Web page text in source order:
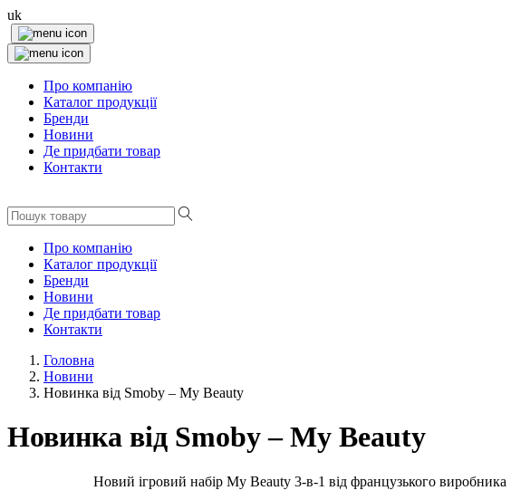
uk
Про компанію
Каталог продукції
Бренди
Новини
Де придбати товар
Контакти
Про компанію
Каталог продукції
Бренди
Новини
Де придбати товар
Контакти
Головна
Новини
Новинка від Smoby – My Beauty
Новинка від Smoby – My Beauty
Новий ігровий набір My Beauty 3-в-1 від французького